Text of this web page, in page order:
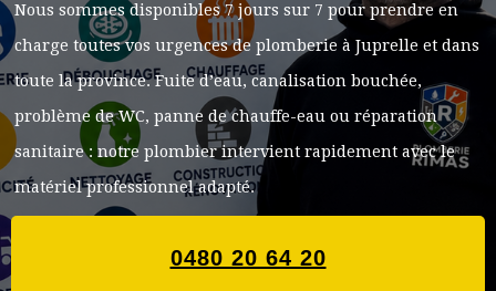
Nous sommes disponibles 7 jours sur 7 pour prendre en
charge toutes vos urgences de plomberie à Juprelle et dans
toute la province. Fuite d’eau, canalisation bouchée,
problème de WC, panne de chauffe-eau ou réparation
sanitaire : notre plombier intervient rapidement avec le
matériel professionnel adapté.
0480 20 64 20